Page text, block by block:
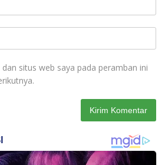
situs web saya pada peramban ini